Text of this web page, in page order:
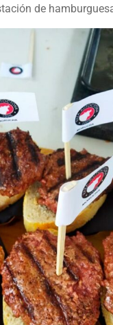
de